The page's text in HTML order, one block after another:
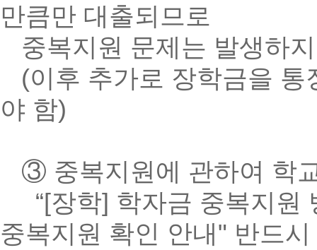
만큼만 대출되므로
중복지원 문제는 발생하
(이후 추가로 장학금을 통
야 함)
③ 중복지원에 관하여 학
“[장학] 학자금 중복지원
중복지원 확인 안내" 반드